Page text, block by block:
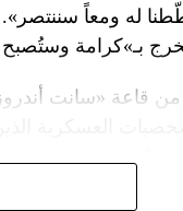
له ومعاً سننتصر».
بـ»كرامة
من قاعة «سانت